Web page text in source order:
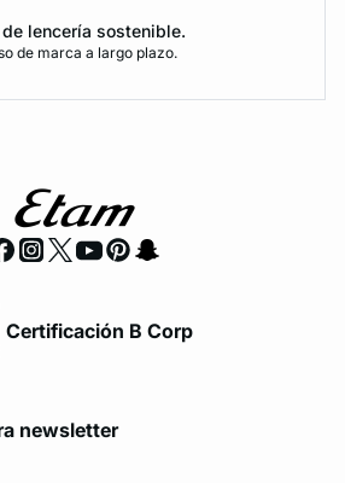
lencería sostenible.
de marca a largo plazo.
Certificación B Corp
newsletter